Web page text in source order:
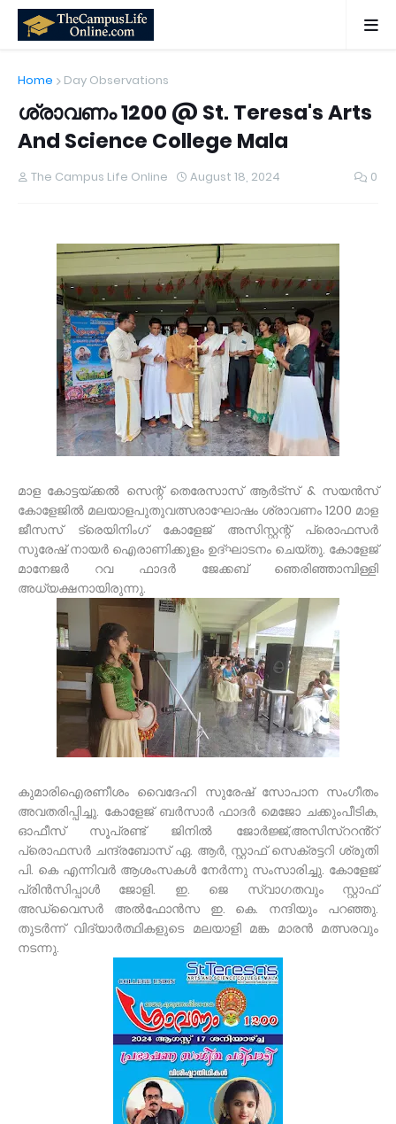
Home Day Observations
ശ്രാവണം 1200 @ St. Teresa's Arts
And Science College Mala
The Campus Life Online August 18, 2024 0
മാള കോട്ടയ്ക്കൽ സെന്റ് തെരേസാസ് ആർട്സ് & സയൻസ്
കോളേജിൽ മലയാളപുതുവത്സരാഘോഷം ശ്രാവണം 1200 മാള
ജീസസ് ട്രെയിനിംഗ് കോളേജ് അസിസ്റ്റന്റ് പ്രൊഫസർ
സുരേഷ് നായർ ഐരാണിക്കുളം ഉദ്ഘാടനം ചെയ്തു. കോളേജ്
മാനേജർ റവ ഫാദർ ജേക്കബ് ഞെരിഞ്ഞാമ്പിള്ളി
അധ്യക്ഷനായിരുന്നു.
കുമാരിഐരണീശം വെെദേഹി സുരേഷ് സോപാന സംഗീതം
അവതരിപ്പിച്ചു. കോളേജ് ബർസാർ ഫാദർ മെജോ ചക്കുംപീടിക,
ഓഫീസ് സൂപ്രണ്ട് ജിനിൽ ജോർജ്ജ്,അസിസ്ററൻ്റ്
പ്രൊഫസർ ചന്ദ്രബോസ് ഏ. ആർ, സ്റ്റാഫ് സെക്രട്ടറി ശ്രുതി
പി. കെ എന്നിവർ ആശംസകൾ നേർന്നു സംസാരിച്ചു. കോളേജ്
പ്രിൻസിപ്പാൾ ജോളി. ഇ. ജെ സ്വാഗതവും സ്റ്റാഫ്
അഡ്വെെസർ അൽഫോൻസ ഇ. കെ. നന്ദിയും പറഞ്ഞു.
തുടർന്ന് വിദ്യാർത്ഥികളുടെ മലയാളി മങ്ക മാരൻ മത്സരവും
നടന്നു.